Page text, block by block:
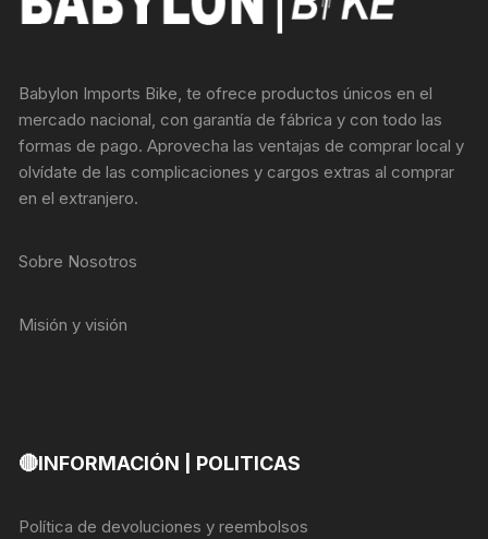
Babylon Imports Bike, te ofrece productos únicos en el
mercado nacional, con garantía de fábrica y con todo las
formas de pago. Aprovecha las ventajas de comprar local y
olvídate de las complicaciones y cargos extras al comprar
en el extranjero.
Sobre Nosotros
Misión y visión
🔴INFORMACIÓN | POLITICAS
Política de devoluciones y reembolsos